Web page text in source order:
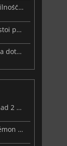
Nowa aktualizacja w Palworld poprawia stabilność Sunreach i walk z bossami
Projekt Helix znów w grze, przyszłość Steam stoi pod znakiem zapytania
Złośliwe oprogramowanie i przejęcie Discorda dotknęły Meccha Chameleon
Resident Evil: Veronica znalazł się już na ponad 2 milionach list życzeń
Beast of Reincarnation: twórcy serii gier Pokémon wkraczają na nową ścieżkę